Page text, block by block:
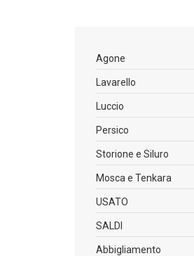
Agone
Lavarello
Luccio
Persico
Storione e Siluro
Mosca e Tenkara
USATO
SALDI
Abbigliamento